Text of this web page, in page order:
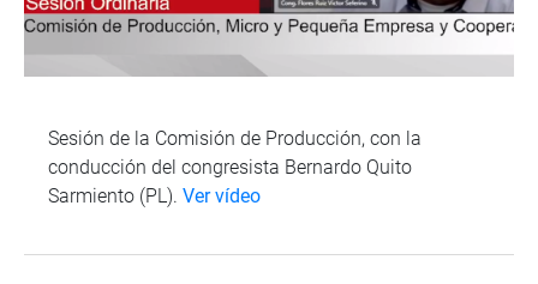
Sesión de la Comisión de Producción, con la
conducción del congresista Bernardo Quito
Sarmiento (PL). Ver vídeo